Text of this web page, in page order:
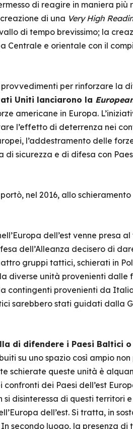
di reagire in maniera
di una Very High
di tempo brevissimo; la
Centrale e orientale con il
per rinforzare la
Uniti lanciarono la
americane in Europa.
l’effetto di deterrenza nei
l’addestramento delle
sicurezza e di difesa con
portò, nel 2016, allo
dell’est venne presa
dell’Alleanza decisero di
gruppi tattici, schierati in
diverse unità provenienti
contingenti provenienti da
sarebbero stati guidati dalla
di difendere i Paesi Baltici
su uno spazio così ampio
schierate queste unità è
dei Paesi dell’est
si disinteressa di questi territori
dell’est. Si tratta, in
secondo luogo, la presenza